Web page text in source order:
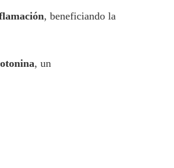
, beneficiando la
, un